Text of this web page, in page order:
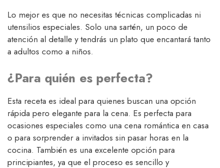
Lo mejor es que no necesitas técnicas complicadas ni
utensilios especiales. Solo una sartén, un poco de
atención al detalle y tendrás un plato que encantará tanto
a adultos como a niños.
¿Para quién es perfecta?
Esta receta es ideal para quienes buscan una opción
rápida pero elegante para la cena. Es perfecta para
ocasiones especiales como una cena romántica en casa
o para sorprender a invitados sin pasar horas en la
cocina. También es una excelente opción para
principiantes, ya que el proceso es sencillo y